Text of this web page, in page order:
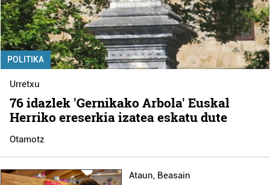
POLITIKA
Urretxu
76 idazlek 'Gernikako Arbola' Euskal
Herriko ereserkia izatea eskatu dute
Otamotz
Ataun, Beasain